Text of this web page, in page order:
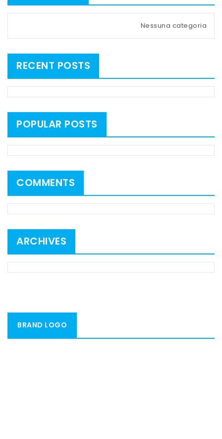
Nessuna categoria
RECENT POSTS
POPULAR POSTS
COMMENTS
ARCHIVES
BRAND LOGO